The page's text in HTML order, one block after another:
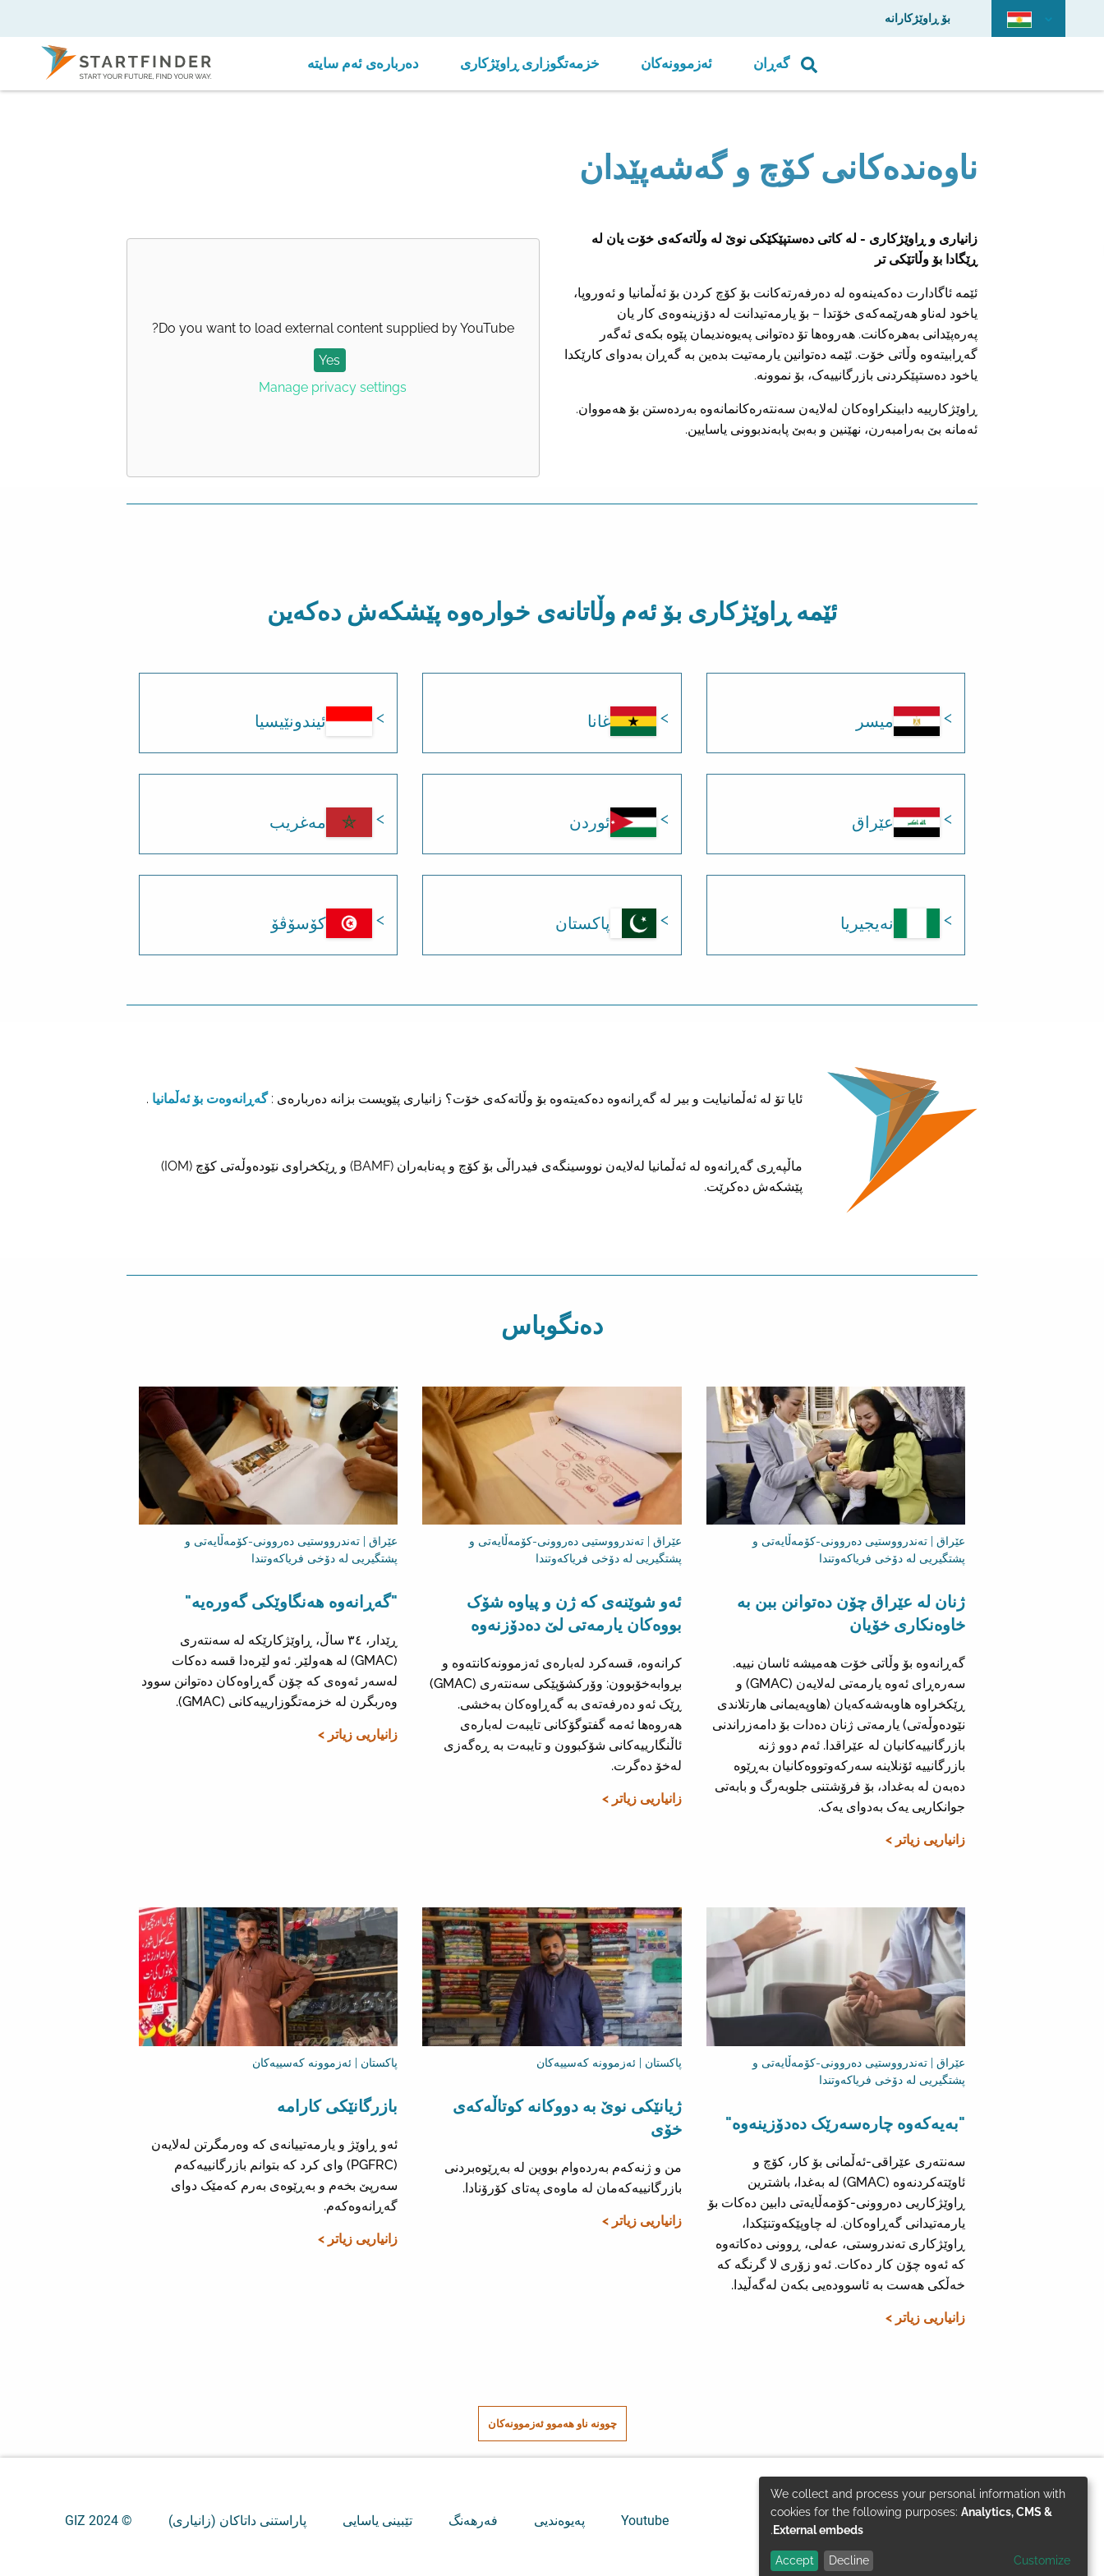
بۆ ڕاوێژکارانە
دەربارەی ئەم سایتە خزمەتگوزاری ڕاوێژکاری ئەزموونەکان گەڕان
ناوەندەکانی کۆچ و گەشەپێدان
زانیاری و ڕاوێژکاری - لە کاتی دەستپێکێکی نوێ لە وڵاتەکەی خۆت یان لە
ڕێگادا بۆ وڵاتێکی تر
ئێمە ئاگادارت دەکەینەوە لە دەرفەرتەکانت بۆ کۆچ کردن بۆ ئەڵمانیا و ئەوروپا،
یاخود لەناو هەرێمەکەی خۆتدا – بۆ یارمەتیدانت لە دۆزینەوەی کار یان
پەرەپێدانی بەهرەکانت. هەروەها تۆ دەتوانی پەیوەندیمان پێوە بکەی ئەگەر
گەڕابیتەوە وڵاتی خۆت. ئێمە دەتوانین یارمەتیت بدەین بە گەڕان بەدوای کارێکدا
یاخود دەستپێکردنی بازرگانییەک، بۆ نموونە.
ڕاوێژکارییە دابینکراوەکان لەلایەن سەنتەرەکانمانەوە بەردەستن بۆ هەمووان.
ئەمانە بێ بەرامبەرن، نهێنین و بەبێ پابەندبوونی یاسایین.
Do you want to load external content supplied byYouTube
?
Yes
Manage privacy settings
ئێمە ڕاوێژکاری بۆ ئەم وڵاتانەی خوارەوە پێشکەش دەکەین
میسر غانا ئیندونێیسیا
عێراق ئوردن مەغریب
نەیجیریا پاکستان کۆسۆڤۆ
ئایا تۆ لە ئەڵمانیایت و بیر لە گەڕانەوە دەکەیتەوە بۆ وڵاتەکەی خۆت؟ زانیاری پێویست بزانە دەربارەی :گەڕانەوەت بۆ ئەڵمانیا .
ماڵپەڕی گەڕانەوە لە ئەڵمانیا لەلایەن نووسینگەی فیدراڵی بۆ کۆچ و پەنابەران (BAMF) و ڕێکخراوی نێودەوڵەتی کۆچ (IOM)
پێشکەش دەکرێت.
دەنگوباس
عێراق | تەندرووستیی دەروونی-کۆمەڵایەتی و
پشتگیریی لە دۆخی فریاکەوتندا
ژنان لە عێراق چۆن دەتوانن ببن بە
خاوەنکاری خۆیان
گەڕانەوە بۆ وڵاتی خۆت هەمیشە ئاسان نییە.
سەرەڕای ئەوە یارمەتی لەلایەن (GMAC) و
ڕێکخراوە هاوبەشەکەیان (هاوپەیمانی هارتلاندی
نێودەوڵەتی) یارمەتی ژنان دەدات بۆ دامەزراندنی
بازرگانییەکانیان لە عێراقدا. ئەم دوو ژنە
بازرگانییە ئۆنلاینە سەرکەوتووەکانیان بەڕێوە
دەبەن لە بەغداد، بۆ فرۆشتنی جلوبەرگ و بابەتی
جوانکاریی یەک بەدوای یەک.
زانیاریی زیاتر >
عێراق | تەندرووستیی دەروونی-کۆمەڵایەتی و
پشتگیریی لە دۆخی فریاکەوتندا
ئەو شوێنەی کە ژن و پیاوە شۆک
بووەکان یارمەتی لێ دەدۆزنەوە
کرانەوە، قسەکرد لەبارەی ئەزموونەکانتەوە و
بڕوابەخۆبوون: وۆرکشۆپێکی سەنتەری (GMAC)
ڕێک ئەو دەرفەتەی بە گەڕاوەکان بەخشی.
هەروەها ئەمە گفتوگۆکانی تایبەت لەبارەی
ئاڵنگارییەکانی شۆکبوون و تایبەت بە ڕەگەزی
لەخۆ دەگرت.
زانیاریی زیاتر >
عێراق | تەندرووستیی دەروونی-کۆمەڵایەتی و
پشتگیریی لە دۆخی فریاکەوتندا
"گەڕانەوە هەنگاوێکی گەورەیە"
ڕێدار، ٣٤ ساڵ، ڕاوێژکارێکە لە سەنتەری
(GMAC) لە هەولێر. ئەو لێرەدا قسە دەکات
لەسەر ئەوەی کە چۆن گەڕاوەکان دەتوانن سوود
وەربگرن لە خزمەتگوزارییەکانی (GMAC).
زانیاریی زیاتر >
عێراق | تەندرووستیی دەروونی-کۆمەڵایەتی و
پشتگیریی لە دۆخی فریاکەوتندا
"بەیەکەوە چارەسەرێک دەدۆزینەوە"
سەنتەری عێراقی-ئەڵمانی بۆ کار، کۆچ و
ئاوێتەکردنەوە (GMAC) لە بەغدا، باشترین
ڕاوێژکاریی دەروونی-کۆمەڵایەتی دابین دەکات بۆ
یارمەتیدانی گەڕاوەکان. لە چاوپێکەوتنێکدا،
ڕاوێژکاری تەندروستی، عەلی، ڕوونی دەکاتەوە
کە ئەوە چۆن کار دەکات. ئەو زۆری لا گرنگە کە
خەڵکی هەست بە ئاسوودەیی بکەن لەگەڵیدا.
زانیاریی زیاتر >
پاکستان | ئەزموونە کەسییەکان
ژیانێکی نوێ بە دووکانە کوتاڵەکەی
خۆی
من و ژنەکەم بەردەوام بووین لە بەڕێوەبردنی
بازرگانییەکەمان لە ماوەی پەتای کۆرۆنادا.
زانیاریی زیاتر >
پاکستان | ئەزموونە کەسییەکان
بازرگانێکی کارامە
ئەو ڕاوێژ و یارمەتییانەی کە وەرمگرتن لەلایەن
(PGFRC) وای کرد کە بتوانم بازرگانییەکەم
سەرپێ بخەم و بەڕێوەی بەرم کەمێک دوای
گەڕانەوەکەم.
زانیاریی زیاتر >
چوونە ناو هەموو ئەزموونەکان
بە پێی داوای
ئەنجام دراوە لە لایەن
Youtube
پەیوەندیی فەرهەنگ تێبینی یاسایی پاراستنی داتاکان (زانیاری) © GIZ 2024
Use
of
We collect and process your personal information with
cookies for the following purposes: Analytics, CMS &
External embeds
.
Customize
Decline
Accept